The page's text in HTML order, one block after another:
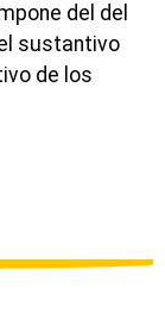
del del
sustantivo
de los